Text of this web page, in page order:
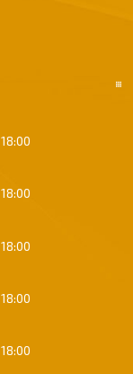
18:00
18:00
18:00
18:00
18:00